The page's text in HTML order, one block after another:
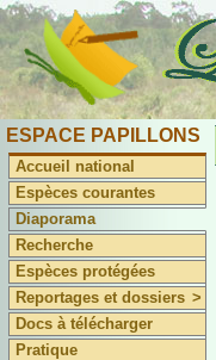
ESPACE PAPILLONS
Accueil national
Espèces courantes
Diaporama
Recherche
Espèces protégées
Reportages et dossiers >
Docs à télécharger
Pratique